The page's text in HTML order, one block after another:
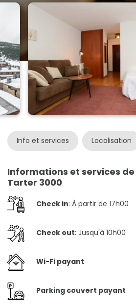
Info et services Localisation
Informations et services
Tarter 3000
Check in: À partir de 17h00
Check out: Jusqu'à 10h00
Wi-Fi payant
Parking couvert payant